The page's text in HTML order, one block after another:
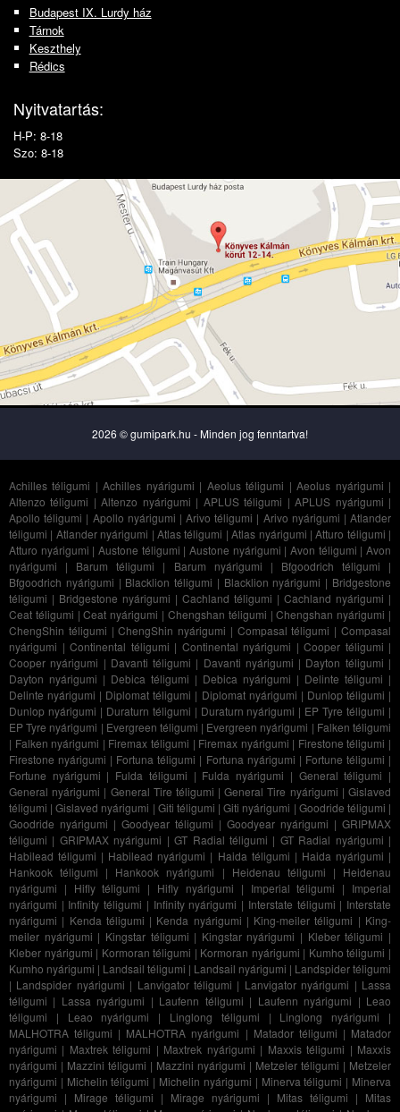
Budapest IX. Lurdy ház
Tárnok
Keszthely
Rédics
Nyitvatartás:
H-P: 8-18
Szo: 8-18
2026 © gumipark.hu - Minden jog fenntartva!
Achilles téligumi |Achilles nyárigumi | Aeolus téligumi |Aeolus nyárigumi |
Altenzo téligumi |Altenzo nyárigumi | APLUS téligumi |APLUS nyárigumi |
Apollo téligumi | Apollo nyárigumi |Arivo téligumi | Arivo nyárigumi |Atlander
téligumi | Atlander nyárigumi | Atlas téligumi |Atlas nyárigumi |Atturo téligumi |
Atturo nyárigumi |Austone téligumi |Austone nyárigumi |Avon téligumi |Avon
nyárigumi | Barum téligumi | Barum nyárigumi | Bfgoodrich téligumi |
Bfgoodrich nyárigumi | Blacklion téligumi | Blacklion nyárigumi | Bridgestone
téligumi | Bridgestone nyárigumi | Cachland téligumi | Cachland nyárigumi |
Ceat téligumi |Ceat nyárigumi | Chengshan téligumi |Chengshan nyárigumi |
ChengShin téligumi |ChengShin nyárigumi | Compasal téligumi |Compasal
nyárigumi | Continental téligumi | Continental nyárigumi | Cooper téligumi |
Cooper nyárigumi | Davanti téligumi | Davanti nyárigumi | Dayton téligumi |
Dayton nyárigumi | Debica téligumi | Debica nyárigumi | Delinte téligumi |
Delinte nyárigumi | Diplomat téligumi | Diplomat nyárigumi | Dunlop téligumi |
Dunlop nyárigumi | Duraturn téligumi | Duraturn nyárigumi | EP Tyre téligumi |
EP Tyre nyárigumi | Evergreen téligumi | Evergreen nyárigumi | Falken téligumi
| Falken nyárigumi | Firemax téligumi | Firemax nyárigumi | Firestone téligumi |
Firestone nyárigumi | Fortuna téligumi | Fortuna nyárigumi | Fortune téligumi |
Fortune nyárigumi | Fulda téligumi | Fulda nyárigumi | General téligumi |
General nyárigumi | General Tire téligumi |General Tire nyárigumi |Gislaved
téligumi |Gislaved nyárigumi | Giti téligumi |Giti nyárigumi | Goodride téligumi |
Goodride nyárigumi | Goodyear téligumi | Goodyear nyárigumi | GRIPMAX
téligumi | GRIPMAX nyárigumi |GT Radial téligumi | GT Radial nyárigumi |
Habilead téligumi | Habilead nyárigumi | Haida téligumi | Haida nyárigumi |
Hankook téligumi | Hankook nyárigumi | Heidenau téligumi | Heidenau
nyárigumi | Hifly téligumi | Hifly nyárigumi | Imperial téligumi | Imperial
nyárigumi | Infinity téligumi | Infinity nyárigumi | Interstate téligumi | Interstate
nyárigumi | Kenda téligumi | Kenda nyárigumi | King-meiler téligumi | King-
meiler nyárigumi | Kingstar téligumi | Kingstar nyárigumi | Kleber téligumi |
Kleber nyárigumi | Kormoran téligumi | Kormoran nyárigumi | Kumho téligumi |
Kumho nyárigumi | Landsail téligumi | Landsail nyárigumi | Landspider téligumi
| Landspider nyárigumi | Lanvigator téligumi | Lanvigator nyárigumi | Lassa
téligumi | Lassa nyárigumi | Laufenn téligumi | Laufenn nyárigumi | Leao
téligumi | Leao nyárigumi | Linglong téligumi | Linglong nyárigumi |
MALHOTRA téligumi | MALHOTRA nyárigumi | Matador téligumi | Matador
nyárigumi | Maxtrek téligumi | Maxtrek nyárigumi | Maxxis téligumi | Maxxis
nyárigumi | Mazzini téligumi | Mazzini nyárigumi | Metzeler téligumi | Metzeler
nyárigumi | Michelin téligumi | Michelin nyárigumi | Minerva téligumi | Minerva
nyárigumi | Mirage téligumi | Mirage nyárigumi | Mitas téligumi | Mitas